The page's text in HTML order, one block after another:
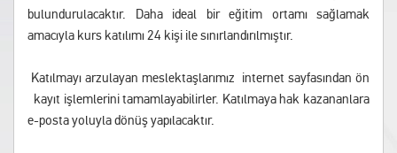
bulundurulacaktır. Daha ideal bir eğitim ortamı sağlamak
amacıyla kurs katılımı 24 kişi ile sınırlandırılmıştır.
Katılmayı arzulayan meslektaşlarımız internet sayfasından ön
kayıt işlemlerini tamamlayabilirler. Katılmaya hak kazananlara
e-posta yoluyla dönüş yapılacaktır.